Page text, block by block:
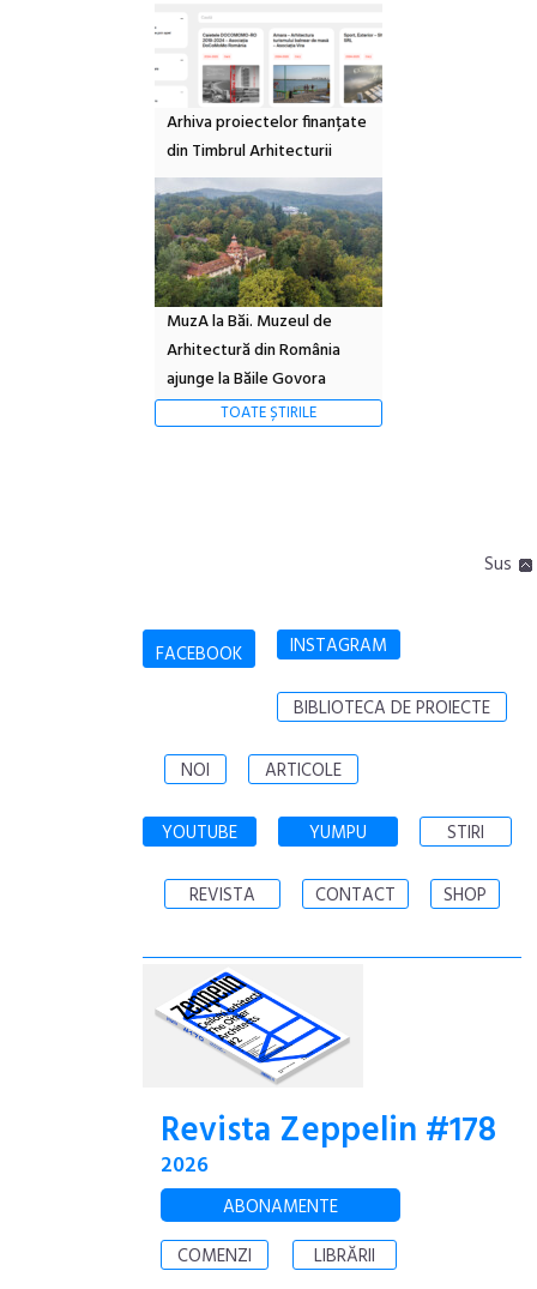
Arhiva proiectelor finanțate
din Timbrul Arhitecturii
MuzA la Băi. Muzeul de
Arhitectură din România
ajunge la Băile Govora
TOATE ȘTIRILE
Sus
FACEBOOK INSTAGRAM
BIBLIOTECA DE PROIECTE
NOI ARTICOLE
YOUTUBE YUMPU STIRI
REVISTA CONTACT SHOP
Revista Zeppelin #178
2026
ABONAMENTE
COMENZI
LIBRĂRII